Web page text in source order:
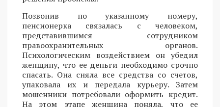
Позвонив по указанному номеру,
пенсионерка связалась с человеком,
представившимся сотрудником
правоохранительных органов.
Психологическим воздействием он убедил
женщину, что ее деньги необходимо срочно
спасать. Она сняла все средства со счетов,
упаковала их и передала курьеру. Затем
мошенники потребовали оформить кредит.
На этом этапе женщина поняла, что ее